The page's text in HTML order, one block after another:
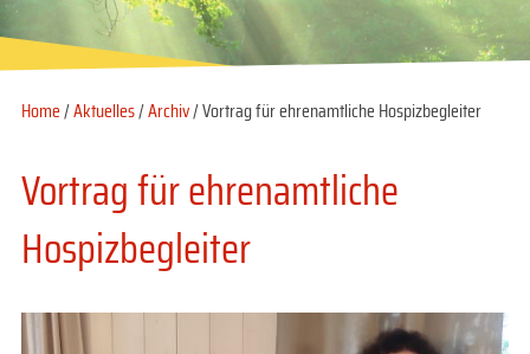
Home/Aktuelles/Archiv/ Vortrag für ehrenamtliche Hospizbegleiter
Vortrag für ehrenamtliche
Hospizbegleiter